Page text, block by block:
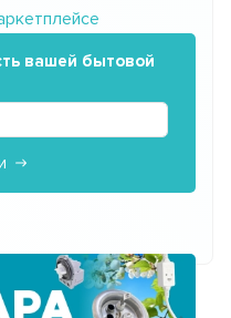
вашей бытовой